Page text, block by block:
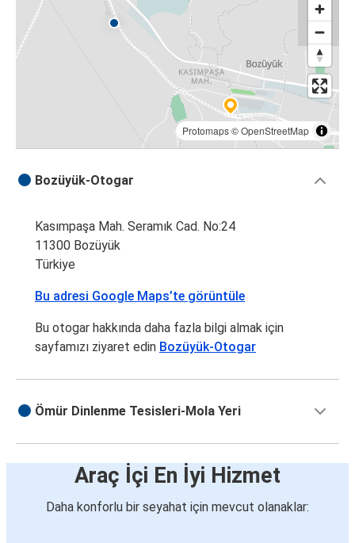
Protomaps©OpenStreetMap
Bozüyük-Otogar
Kasımpaşa Mah. Seramık Cad. No:24
11300 Bozüyük
Türkiye
Bu adresi Google Maps’te görüntüle
Bu otogar hakkında daha fazla bilgi almak için
sayfamızı ziyaret edin Bozüyük-Otogar
Ömür Dinlenme Tesisleri-Mola Yeri
Araç İçi En İyi Hizmet
Daha konforlu bir seyahat için mevcut olanaklar: